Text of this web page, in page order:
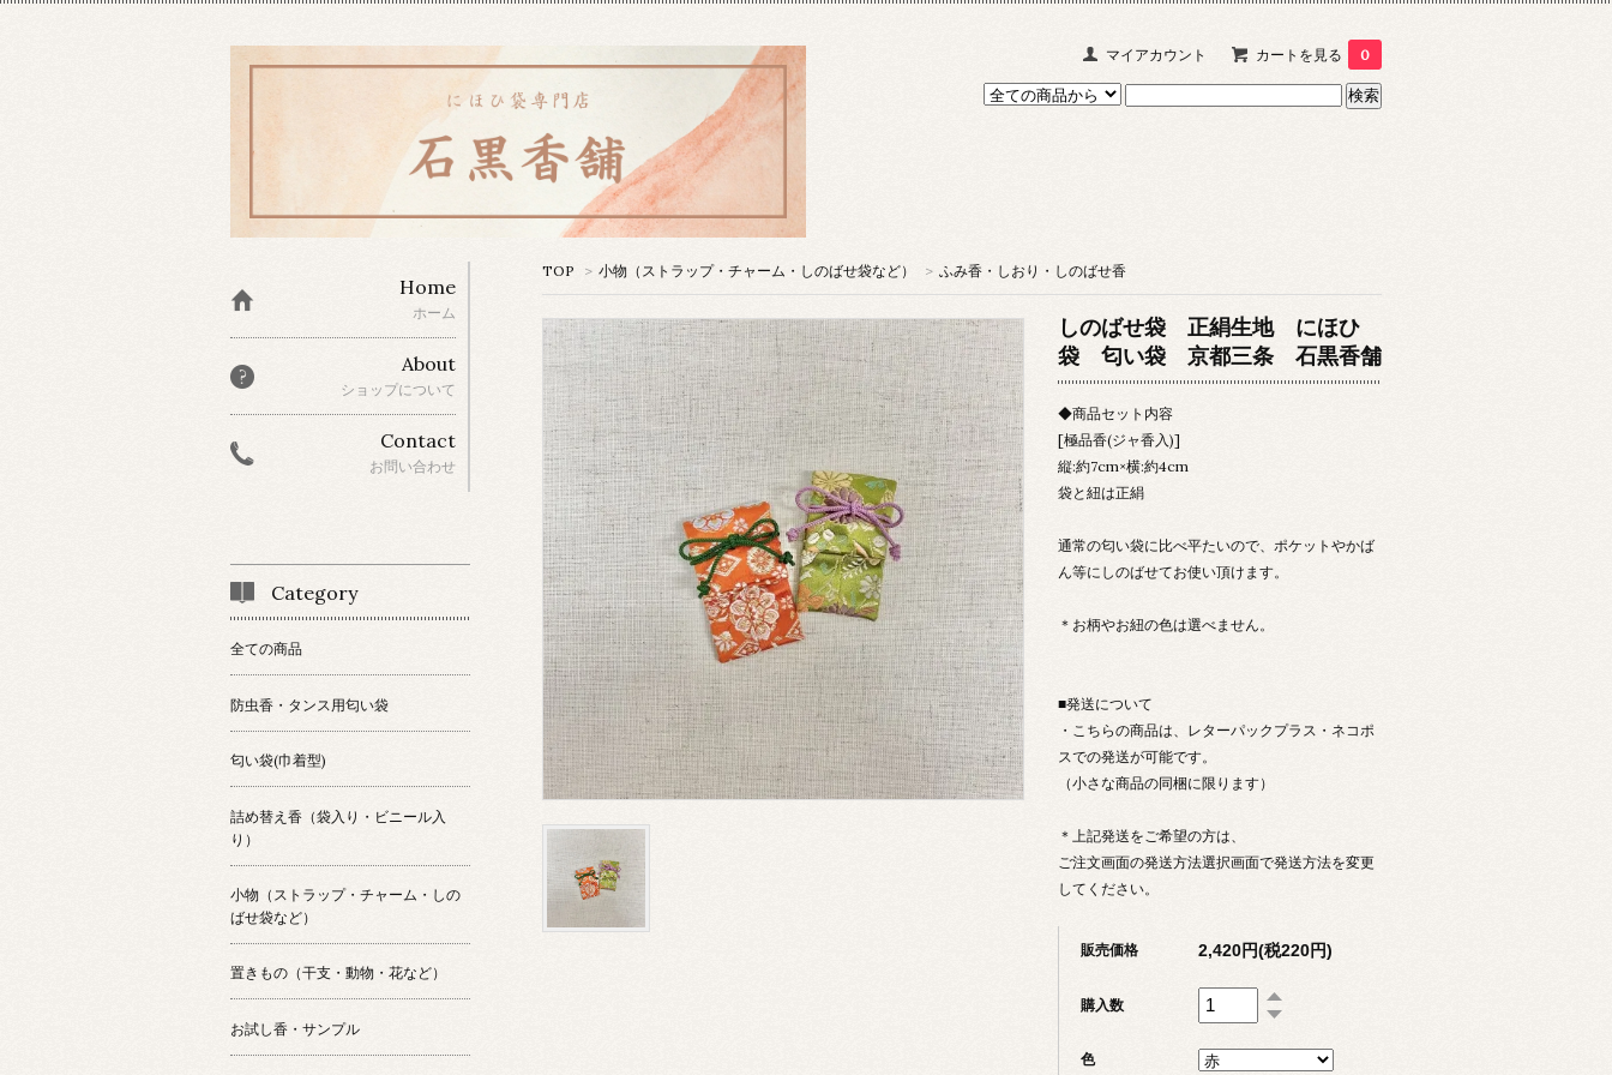
マイアカウント カートを見る 0
TOP > 小物（ストラップ・チャーム・しのばせ袋など） > ふみ香・しおり・しのばせ香
しのばせ袋 正絹生地 にほひ
袋 匂い袋 京都三条 石黒香舗
◆商品セット内容
[極品香(ジャ香入)]
縦:約7cm×横:約4cm
袋と紐は正絹
通常の匂い袋に比べ平たいので、ポケットやかば
ん等にしのばせてお使い頂けます。
＊お柄やお紐の色は選べません。
■発送について
・こちらの商品は、レターパックプラス・ネコポ
スでの発送が可能です。
（小さな商品の同梱に限ります）
＊上記発送をご希望の方は、
ご注文画面の発送方法選択画面で発送方法を変更
してください。
販売価格 2,420円(税220円)
購入数
色
Home
ホーム
About
ショップについて
Contact
お問い合わせ
Category
全ての商品
防虫香・タンス用匂い袋
匂い袋(巾着型)
詰め替え香（袋入り・ビニール入
り）
小物（ストラップ・チャーム・しの
ばせ袋など）
置きもの（干支・動物・花など）
お試し香・サンプル